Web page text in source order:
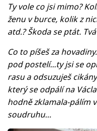
Ty vole co jsi mimo?
ženu v burce, kolik z
atd.? Škoda se ptát.
Co to píšeš za
pod postelí...ty jsi se
rasu a odsuzuješ
který se odpálí na
hodně zklamala-pálím
soudruhu…